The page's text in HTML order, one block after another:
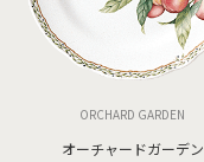
ORCHARD GARDEN
オーチャードガーデン